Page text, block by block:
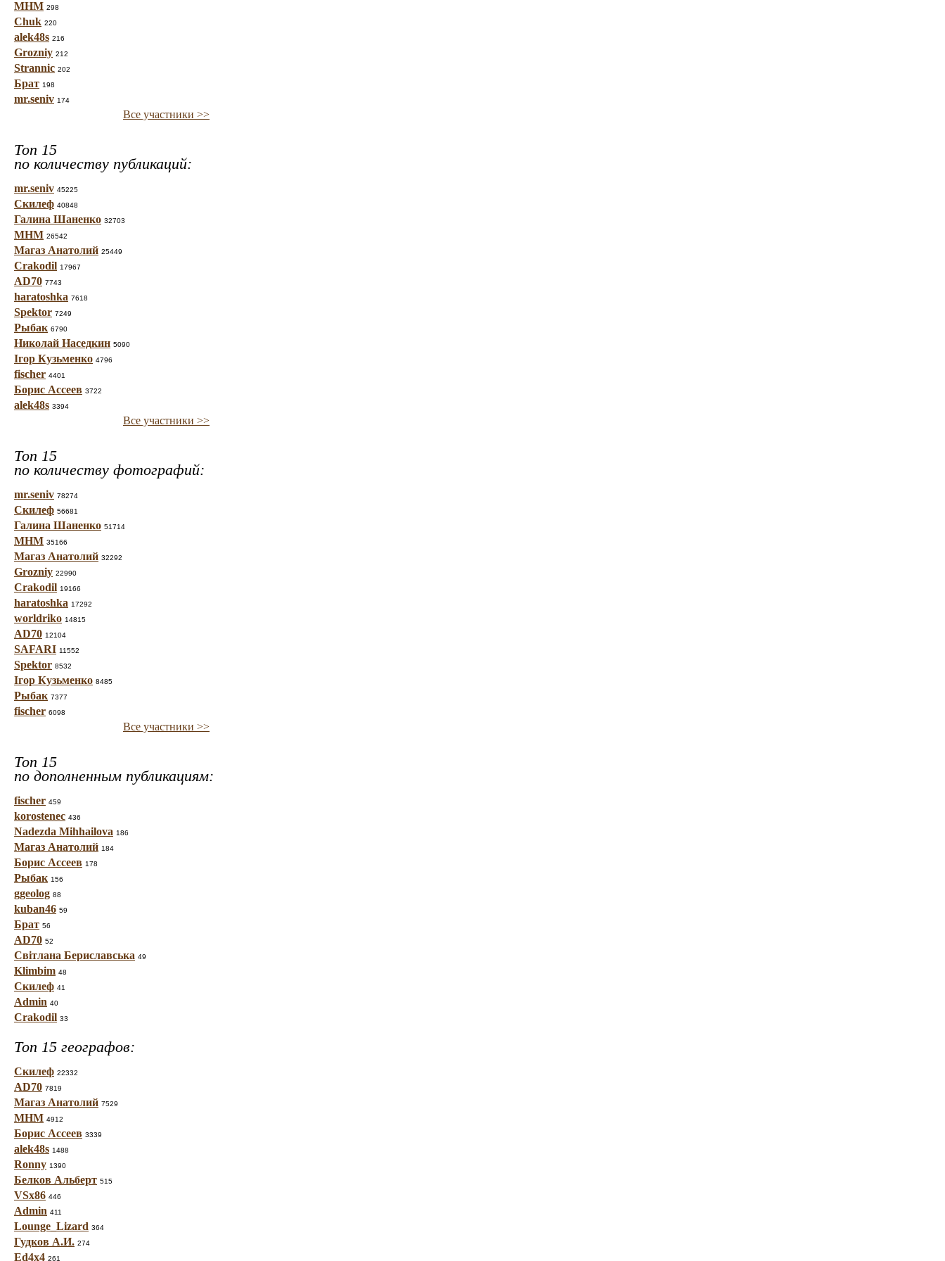
МНМ 298
Chuk 220
alek48s 216
Grozniy 212
Strannic 202
Брат 198
mr.seniv 174
Все участники >>
Топ 15
по количеству публикаций:
mr.seniv 45225
Скилеф 40848
Галина Шаненко 32703
МНМ 26542
Магаз Анатолий 25449
Crakodil 17967
AD70 7743
haratoshka 7618
Spektor 7249
Рыбак 6790
Николай Наседкин 5090
Ігор Кузьменко 4796
fischer 4401
Борис Ассеев 3722
alek48s 3394
Все участники >>
Топ 15
по количеству фотографий:
mr.seniv 78274
Скилеф 56681
Галина Шаненко 51714
МНМ 35166
Магаз Анатолий 32292
Grozniy 22990
Crakodil 19166
haratoshka 17292
worldriko 14815
AD70 12104
SAFARI 11552
Spektor 8532
Ігор Кузьменко 8485
Рыбак 7377
fischer 6098
Все участники >>
Топ 15
по дополненным публикациям:
fischer 459
korostenec 436
Nadezda Mihhailova 186
Магаз Анатолий 184
Борис Ассеев 178
Рыбак 156
ggeolog 88
kuban46 59
Брат 56
AD70 52
Світлана Бериславська 49
Klimbim 48
Скилеф 41
Admin 40
Crakodil 33
Топ 15 географов:
Скилеф 22332
AD70 7819
Магаз Анатолий 7529
МНМ 4912
Борис Ассеев 3339
alek48s 1488
Ronny 1390
Белков Альберт 515
VSx86 446
Admin 411
Lounge_Lizard 364
Гудков А.И. 274
Ed4x4 261